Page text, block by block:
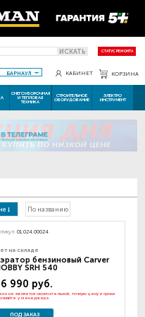
ИСКАТЬ СТАТУС РЕМОНТА
БАРНАУЛ КАБИНЕТ КОРЗИНА
СНЕГОУБОРОЧНАЯ
И ТЕПЛОВАЯ
ТЕХНИКА
СТРОИТЕЛЬНОЕ
ОБОРУДОВАНИЕ
ЭЛЕКТРО
ИНСТРУМЕНТ
По названию
01.024.00024
на складе
бензиновый Carver
SRH 540
990 руб.
не является окончательной, точную цену и сроки
у менеджера
ПОД ЗАКАЗ